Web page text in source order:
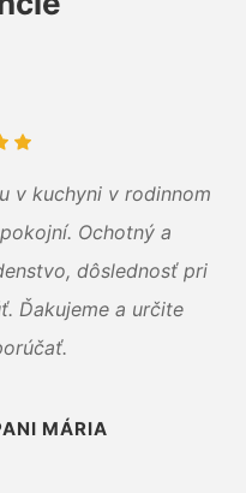
v kuchyni v rodinnom
Ochotný a
dôslednosť pri
Ďakujeme a určite
MÁRIA